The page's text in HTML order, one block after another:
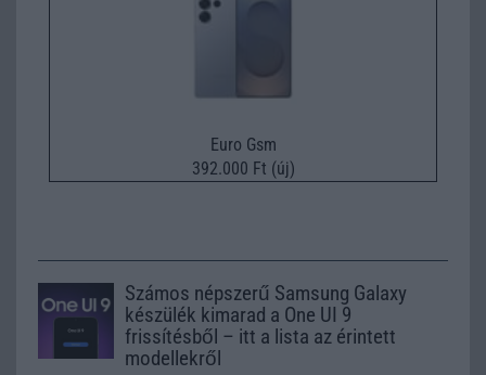
Euro Gsm
392.000 Ft (új)
Számos népszerű Samsung Galaxy
készülék kimarad a One UI 9
frissítésből – itt a lista az érintett
modellekről